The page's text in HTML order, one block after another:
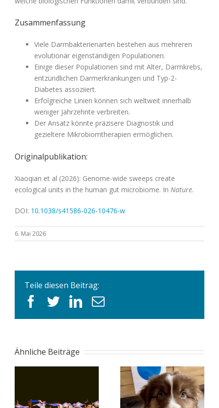
Zusammenfassung
Viele Darmbakterienarten bestehen aus mehreren
evolutionär eigenständigen Populationen.
Einige dieser Populationen sind mit Alter, Darmkrebs,
entzündlichen Darmerkrankungen und Typ-2-
Diabetes assoziiert.
Erfolgreiche Linien können sich weltweit innerhalb
weniger Jahrzehnte verbreiten.
Der Ansatz könnte präzisere Diagnostik und
gezieltere Mikrobiomtherapien ermöglichen.
Originalpublikation:
Xiaoqian et al (2026): Genome-wide sweeps create
ecological units in the human gut microbiome. In Nature.
DOI: 10.1038/s41586-026-10476-w
6. Mai 2026
Teile diesen Beitrag:
facebook
twitterlinkedin
E-
Ähnliche Beiträge